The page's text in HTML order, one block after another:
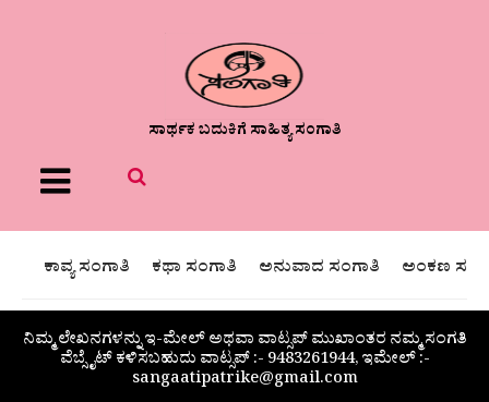
ಸಾರ್ಥಕ ಬದುಕಿಗೆ ಸಾಹಿತ್ಯ ಸಂಗಾತಿ
Menu
ಕಾವ್ಯ ಸಂಗಾತಿ ಕಥಾ ಸಂಗಾತಿ ಅನುವಾದ ಸಂಗಾತಿ ಅಂಕಣ
ನಿಮ್ಮ ಲೇಖನಗಳನ್ನು ಇ-ಮೇಲ್ ಅಥವಾ ವಾಟ್ಸಪ್ ಮುಖಾಂತರ ನಮ್ಮ ಸಂಗತಿ
ವೆಬ್ಸೈಟ್ ಕಳಿಸಬಹುದು ವಾಟ್ಸಪ್‌ :- 9483261944, ಇಮೇಲ್ :-
sangaatipatrike@gmail.com